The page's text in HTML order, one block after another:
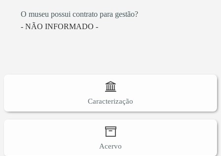
O museu possui contrato para gestão?
- NÃO INFORMADO -
Caracterização
Acervo